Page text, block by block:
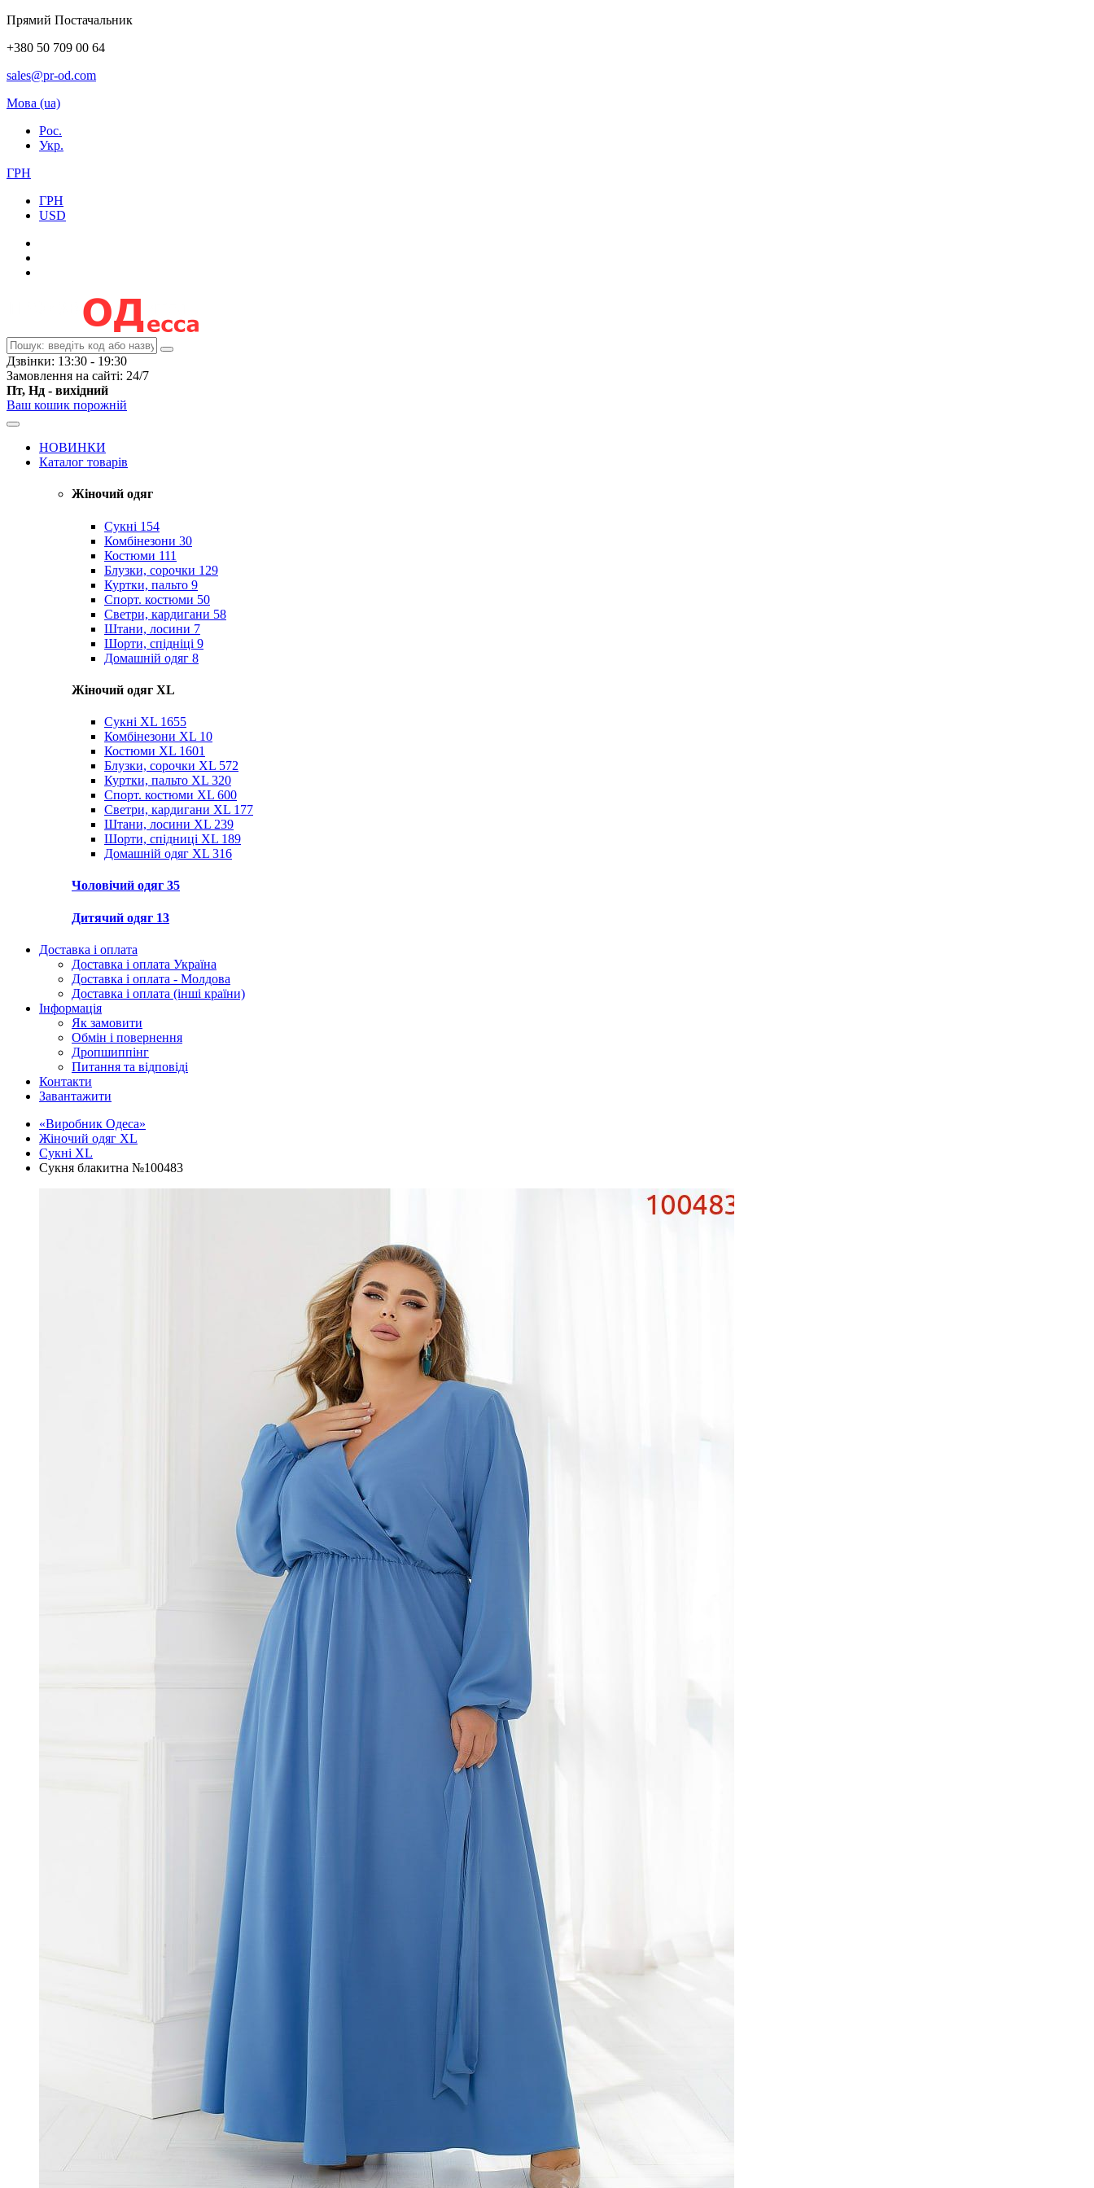
Прямий Постачальник
+380 50 709 00 64
sales@pr-od.com
Мова (ua)
Рос.
Укр.
ГРН
ГРН
USD
Дзвінки: 13:30 - 19:30
Замовлення на сайті: 24/7
Пт, Нд - вихідний
Ваш кошик порожній
НОВИНКИ
Каталог товарів
Жіночий одяг
Сукні 154
Комбінезони 30
Костюми 111
Блузки, сорочки 129
Куртки, пальто 9
Спорт. костюми 50
Светри, кардигани 58
Штани, лосини 7
Шорти, спідніці 9
Домашній одяг 8
Жіночий одяг XL
Cукні XL 1655
Комбінезони XL 10
Костюми XL 1601
Блузки, сорочки XL 572
Куртки, пальто XL 320
Спорт. костюми XL 600
Светри, кардигани XL 177
Штани, лосини XL 239
Шорти, спідниці XL 189
Домашній одяг XL 316
Чоловічий одяг 35
Дитячий одяг 13
Доставка і оплата
Доставка і оплата Україна
Доставка і оплата - Молдова
Доставка і оплата (інші країни)
Інформація
Як замовити
Обмін і повернення
Дропшиппінг
Питання та відповіді
Контакти
Завантажити
«Виробник Одеса»
Жіночий одяг XL
Cукні XL
Сукня блакитна №100483